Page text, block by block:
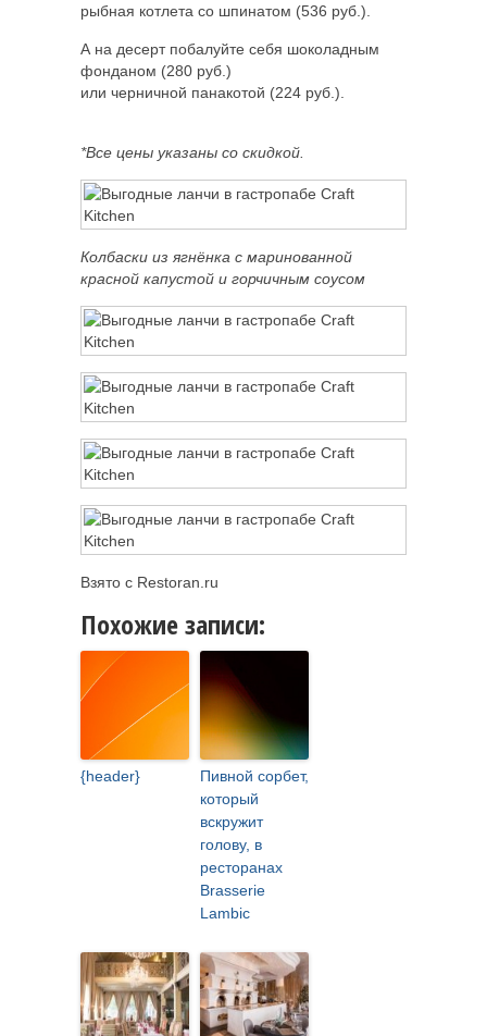
рыбная котлета со шпинатом (536 руб.).
А на десерт побалуйте себя шоколадным
фонданом (280 руб.)
или черничной панакотой (224 руб.).
*Все цены указаны со скидкой.
Колбаски из ягнёнка с маринованной
красной капустой и горчичным соусом
Взято с Restoran.ru
Похожие записи:
{header}
Пивной сорбет,
который
вскружит
голову, в
ресторанах
Brasserie
Lambic